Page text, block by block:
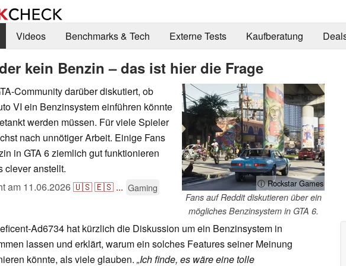
Videos Benchmarks & Tech Externe Tests Kaufberatung
kein Benzin – das ist hier die Frage
ⓘ Rockstar Games
Fans auf Reddit diskutieren über ein
mögliches Benzinsystem in GTA 6.
Community darüber diskutiert, ob
VI ein Benzinsystem einführen könnte
werden müssen. Für viele Spieler
nach unnötiger Arbeit. Einige Fans
in GTA 6 ziemlich gut funktionieren
clever anstellt.
am 11.06.2026🇺🇸🇪🇸 ... Gaming
Ad6734 hat kürzlich die Diskussion um ein Benzinsystem in
lassen und erklärt, warum ein solches Features seiner Meinung
könnte, als viele glauben. „Ich finde, es wäre eine tolle